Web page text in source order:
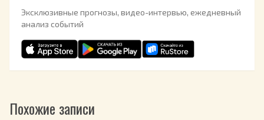
Эксклюзивные прогнозы, видео-интервью, ежедневный
анализ событий
Похожие записи